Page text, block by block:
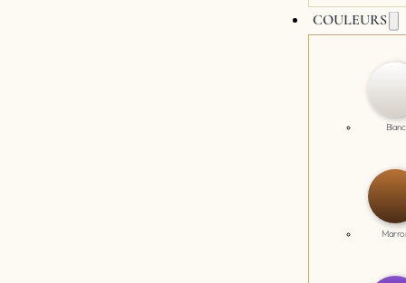
COULEURS
Blanc